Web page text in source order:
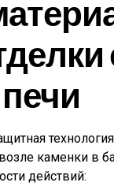
каменки в
действий: